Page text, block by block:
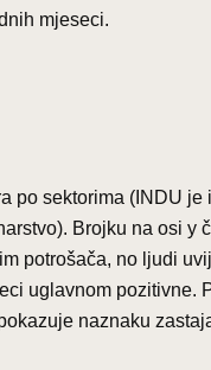
mjeseci.
po sektorima (INDU
Brojku na osi
potrošača, no ljudi
uglavnom pozitivne.
naznaku